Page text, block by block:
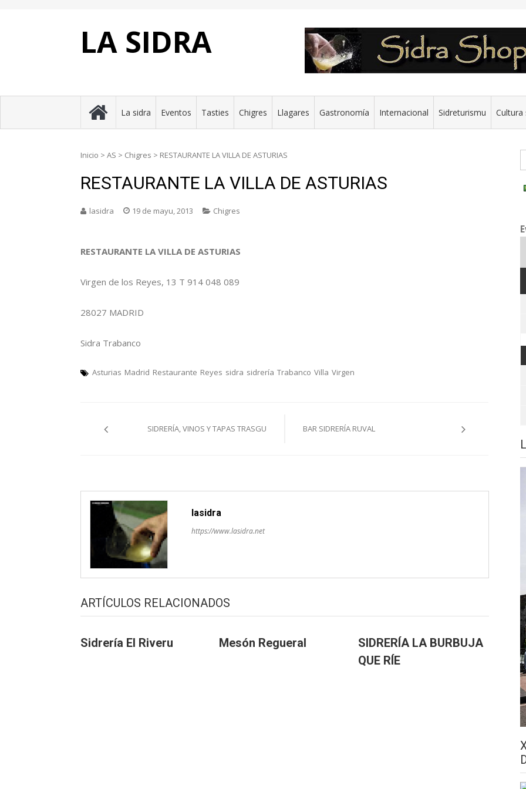
LA SIDRA
La sidra Eventos Tasties Chigres Llagares Gastronomía Internacional Sidreturismu Cultura
Inicio > AS > Chigres > RESTAURANTE LA VILLA DE ASTURIAS
RESTAURANTE LA VILLA DE ASTURIAS
lasidra 19 de mayu, 2013 Chigres
RESTAURANTE LA VILLA DE ASTURIAS
Virgen de los Reyes, 13 T 914 048 089
28027 MADRID
Sidra Trabanco
Asturias Madrid Restaurante Reyes sidra sidrería Trabanco Villa Virgen
pelos
SIDRERÍA, VINOS Y TAPAS TRASGU BAR SIDRERÍA RUVAL
lasidra
https://www.lasidra.net
ARTÍCULOS RELACIONADOS
Sidrería El Riveru Mesón Regueral
SIDRERÍA LA BURBUJA
QUE RÍE